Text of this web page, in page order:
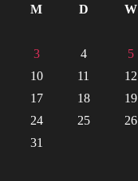
M
D W
3
4 5
10
11 12
17
18 19
24
25 26
31